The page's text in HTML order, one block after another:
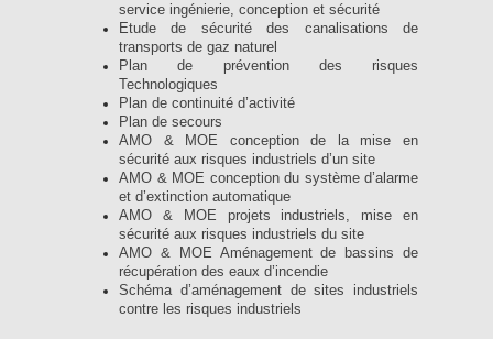
service ingénierie, conception et sécurité
Etude de sécurité des canalisations de
transports de gaz naturel
Plan de prévention des risques
Technologiques
Plan de continuité d’activité
Plan de secours
AMO & MOE conception de la mise en
sécurité aux risques industriels d’un site
AMO & MOE conception du système d’alarme
et d’extinction automatique
AMO & MOE projets industriels, mise en
sécurité aux risques industriels du site
AMO & MOE Aménagement de bassins de
récupération des eaux d’incendie
Schéma d’aménagement de sites industriels
contre les risques industriels